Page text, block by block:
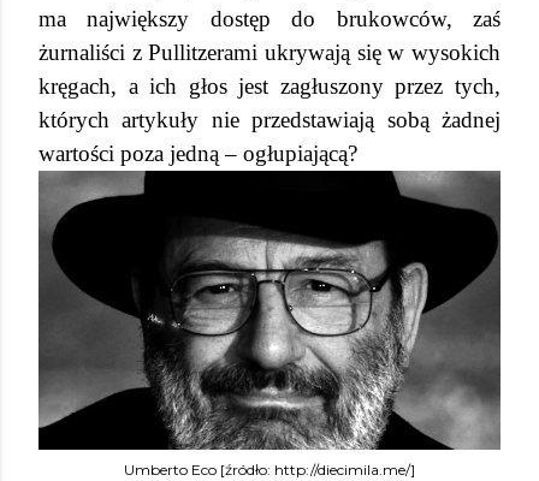
ma największy dostęp do brukowców, zaś
żurnaliści z Pullitzerami ukrywają się w wysokich
kręgach, a ich głos jest zagłuszony przez tych,
których artykuły nie przedstawiają sobą żadnej
wartości poza jedną – ogłupiającą?
Umberto Eco [źródło: http://diecimila.me/]